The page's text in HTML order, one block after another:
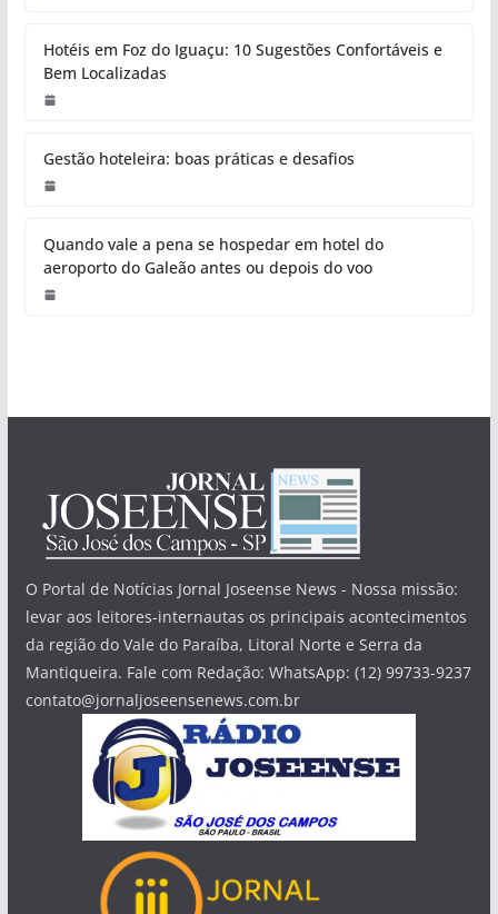
Hotéis em Foz do Iguaçu: 10 Sugestões Confortáveis e
Bem Localizadas
Gestão hoteleira: boas práticas e desafios
Quando vale a pena se hospedar em hotel do
aeroporto do Galeão antes ou depois do voo
O Portal de Notícias Jornal Joseense News - Nossa missão:
levar aos leitores-internautas os principais acontecimentos
da região do Vale do Paraíba, Litoral Norte e Serra da
Mantiqueira. Fale com Redação: WhatsApp: (12) 99733-9237
contato@jornaljoseensenews.com.br